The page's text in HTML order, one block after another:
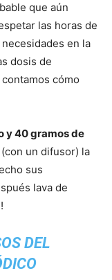
que aún
las horas de
en la
dosis de
cómo
y 40 gramos de
un difusor) la
sus
lava de
DEL